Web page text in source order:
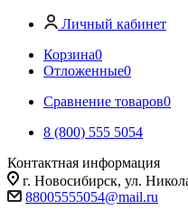
Личный кабинет
Корзина0
Отложенные0
Сравнение товаров0
8 (800) 555 5054
Контактная информация
г. Новосибирск, ул.
88005555054@mail.ru